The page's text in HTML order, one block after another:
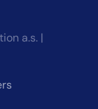
a.s. |